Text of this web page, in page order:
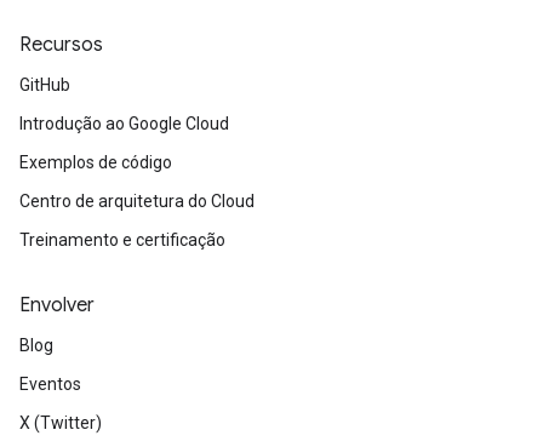
Recursos
GitHub
Introdução ao Google Cloud
Exemplos de código
Centro de arquitetura do Cloud
Treinamento e certificação
Envolver
Blog
Eventos
X (Twitter)